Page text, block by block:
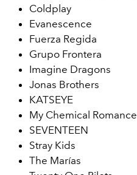
Coldplay
Evanescence
Fuerza Regida
Grupo Frontera
Imagine Dragons
Jonas Brothers
KATSEYE
My Chemical Romance
SEVENTEEN
Stray Kids
The Marías